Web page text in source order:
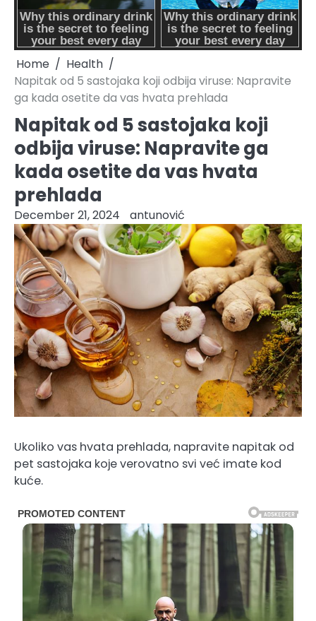
Home
Health
Napitak od 5 sastojaka koji odbija viruse: Napravite
ga kada osetite da vas hvata prehlada
Napitak od 5 sastojaka koji
odbija viruse: Napravite ga
kada osetite da vas hvata
prehlada
December 21, 2024 antunović
Ukoliko vas hvata prehlada, napravite napitak od
pet sastojaka koje verovatno svi već imate kod
kuće.